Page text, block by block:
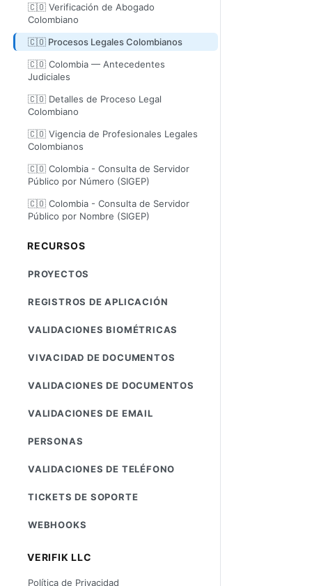
🇨🇴 Verificación de Abogado
Colombiano
🇨🇴 Procesos Legales Colombianos
🇨🇴 Colombia — Antecedentes
Judiciales
🇨🇴 Detalles de Proceso Legal
Colombiano
🇨🇴 Vigencia de Profesionales Legales
Colombianos
🇨🇴 Colombia - Consulta de Servidor
Público por Número (SIGEP)
🇨🇴 Colombia - Consulta de Servidor
Público por Nombre (SIGEP)
RECURSOS
PROYECTOS
REGISTROS DE APLICACIÓN
VALIDACIONES BIOMÉTRICAS
VIVACIDAD DE DOCUMENTOS
VALIDACIONES DE DOCUMENTOS
VALIDACIONES DE EMAIL
PERSONAS
VALIDACIONES DE TELÉFONO
TICKETS DE SOPORTE
WEBHOOKS
VERIFIK LLC
Política de Privacidad